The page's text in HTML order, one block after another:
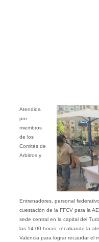
Atendida
por
miembros
de los
Comités de
Arbitros y
Entrenadores, personal
cuestación de la FFCV para la
sede central en la capital del
las 14:00 horas, recabando la
Valencia para lograr recaudar el